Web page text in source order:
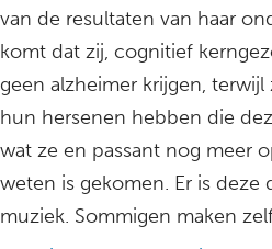
van de resultaten van haar
komt dat zij, cognitief
geen alzheimer krijgen,
hun hersenen hebben die
wat ze en passant nog meer
weten is gekomen. Er is deze
muziek. Sommigen maken